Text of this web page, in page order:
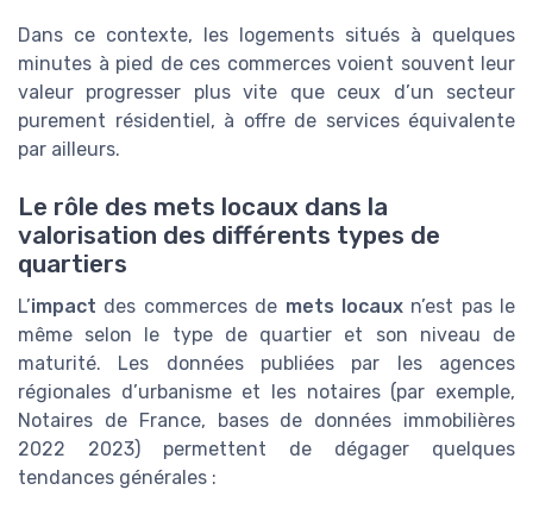
Dans ce contexte, les logements situés à quelques
minutes à pied de ces commerces voient souvent leur
valeur progresser plus vite que ceux d’un secteur
purement résidentiel, à offre de services équivalente
par ailleurs.
Le rôle des mets locaux dans la
valorisation des différents types de
quartiers
L’impact des commerces de mets locauxn’est pas le
même selon le type de quartier et son niveau de
maturité. Les données publiées par les agences
régionales d’urbanisme et les notaires (par exemple,
Notaires de France, bases de données immobilières
2022 2023) permettent de dégager quelques
tendances générales :